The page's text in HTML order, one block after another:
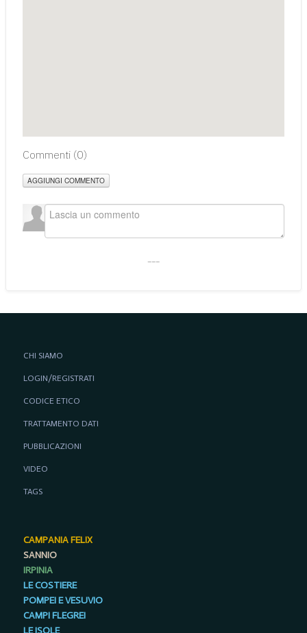
Commenti (0)
AGGIUNGI COMMENTO
CHI SIAMO
LOGIN/REGISTRATI
CODICE ETICO
TRATTAMENTO DATI
PUBBLICAZIONI
VIDEO
TAGS
CAMPANIA FELIX
SANNIO
IRPINIA
LE COSTIERE
POMPEI E VESUVIO
CAMPI FLEGREI
LE ISOLE